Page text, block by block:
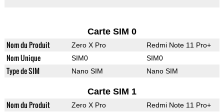
Carte SIM 0
Nom du Produit Zero X Pro Redmi Note 11 Pro+
Nom Unique SIM0 SIM0
Type de SIM Nano SIM Nano SIM
Carte SIM 1
Nom du Produit Zero X Pro Redmi Note 11 Pro+